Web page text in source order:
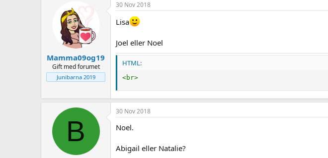
Mamma09og19
Gift med forumet
Junibarna 2019
30 Nov 2018
Lisa
Joel eller Noel
HTML:
<br>
B
30 Nov 2018
Noel.
Abigail eller Natalie?